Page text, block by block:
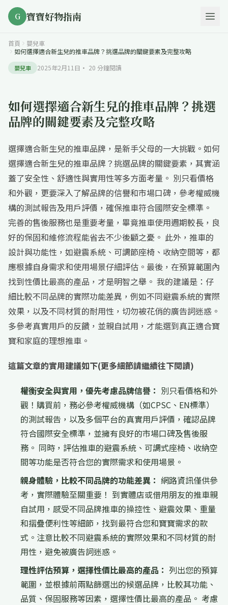
G 寶寶好物指南
首頁
嬰兒車
如何選擇適合新生兒的推車品牌？挑選品牌的關鍵要素及完整攻略
嬰兒車 2025年2月11日 · 20 分鐘閱讀
如何選擇適合新生兒的推車品牌？挑選
品牌的關鍵要素及完整攻略
選擇適合新生兒的推車品牌，是新手父母的一大挑戰。如何
選擇適合新生兒的推車品牌？挑選品牌的關鍵要素，其實涵
蓋了安全性、舒適性與實用性等多方面考量。 別只看價格
和外觀，更要深入了解品牌的信譽和市場口碑，參考權威機
構的測試報告及用戶評價，確保推車符合國際安全標準。
完善的售後服務也是重要考量，畢竟推車使用週期較長，良
好的保固和維修流程能省去不少後顧之憂。 此外，推車的
設計與功能性，如避震系統、可調節座椅、收納空間等，都
應根據自身需求和使用場景仔細評估。最後，在預算範圍內
找到性價比最高的產品，才是明智之舉。 我的建議是：仔
細比較不同品牌的實際功能差異，例如不同避震系統的實際
效果，以及不同材質的耐用性，切勿被花俏的廣告詞迷惑。
多參考真實用戶的反饋，並親自試用，才能選到真正適合寶
寶和家庭的理想推車。
這篇文章的實用建議如下(更多細節請繼續往下閱讀)
權衡安全與實用，優先考慮品牌信譽： 別只看價格和外
觀！購買前，務必參考權威機構（如CPSC、EN標準）
的測試報告，以及多個平台的真實用戶評價，確認品牌
符合國際安全標準，並擁有良好的市場口碑及售後服
務。 同時，評估推車的避震系統、可調式座椅、收納空
間等功能是否符合您的實際需求和使用場景。
親身體驗，比較不同品牌的功能差異： 網路資訊僅供參
考，實際體驗至關重要！ 到實體店或借用朋友的推車親
自試用，感受不同品牌推車的操控性、避震效果、重量
和摺疊便利性等細節，找到最符合您和寶寶需求的款
式。注意比較不同避震系統的實際效果和不同材質的耐
用性，避免被廣告詞迷惑。
理性評估預算，選擇性價比最高的產品： 列出您的預算
範圍，並根據前兩點篩選出的候選品牌，比較其功能、
品質、保固服務等因素，選擇性價比最高的產品。 考慮